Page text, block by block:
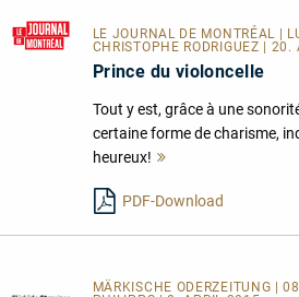
LE JOURNAL DE MONTRÉAL
|
CHRISTOPHE RODRIGUEZ |
Prince du violoncelle
Tout y est, grâce à une
certaine forme de charisme,
heureux!
PDF-Download
MÄRKISCHE ODERZEITUNG |